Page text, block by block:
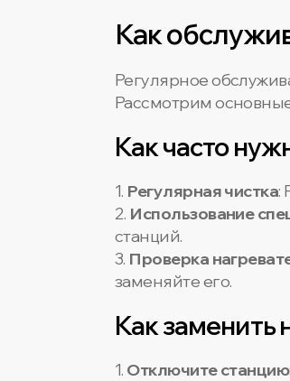
Как
Регулярное
Рассмотрим
Как часто
1. Регулярная чистка:
2. Использование
станций.
3. Проверка
заменяйте его.
Как заменить
1. Отключите станцию